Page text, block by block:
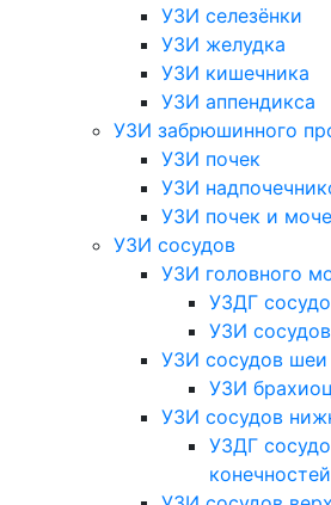
УЗИ селезёнки
УЗИ желудка
УЗИ кишечника
УЗИ аппендикса
УЗИ забрюшинного
УЗИ почек
УЗИ
УЗИ почек и
УЗИ сосудов
УЗИ головного
УЗДГ
УЗИ
УЗИ сосудов шеи
УЗИ
УЗИ сосудов
УЗДГ
конечностей